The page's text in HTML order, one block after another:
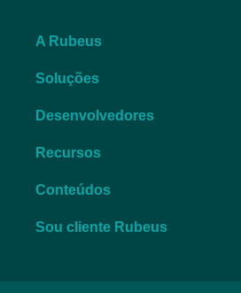
A Rubeus
Soluções
Desenvolvedores
Recursos
Conteúdos
Sou cliente Rubeus